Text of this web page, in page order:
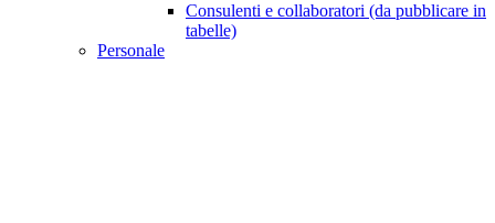
Consulenti e collaboratori (da pubblicare in
tabelle)
Personale